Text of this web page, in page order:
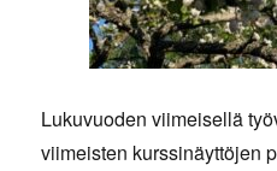
Lukuvuoden viimeisellä
viimeisten kurssinäyttöjen